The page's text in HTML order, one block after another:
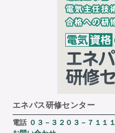
エネパス研修センター
電話 ０３－３２０３－７１１１